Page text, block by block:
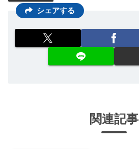
シェアする
関連記事